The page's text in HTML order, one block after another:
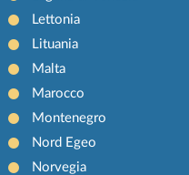
Lettonia
Lituania
Malta
Marocco
Montenegro
Nord Egeo
Norvegia